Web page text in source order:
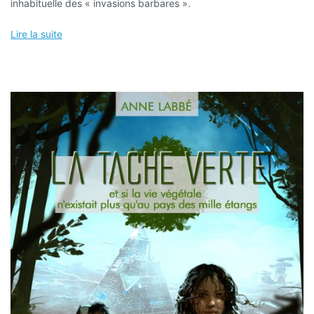
inhabituelle des « invasions barbares ».
Lire la suite